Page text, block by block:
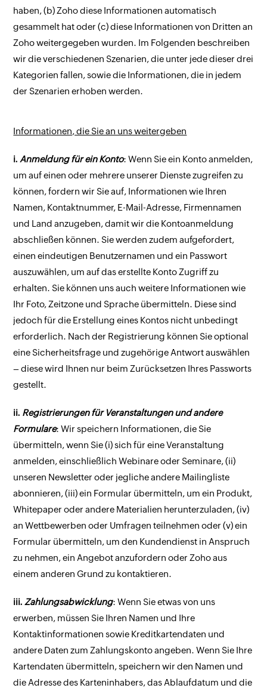
haben, (b) Zoho diese Informationen automatisch
gesammelt hat oder (c) diese Informationen von Dritten an
Zoho weitergegeben wurden. Im Folgenden beschreiben
wir die verschiedenen Szenarien, die unter jede dieser drei
Kategorien fallen, sowie die Informationen, die in jedem
der Szenarien erhoben werden.
Informationen, die Sie an uns weitergeben
i. Anmeldung für ein Konto: Wenn Sie ein Konto anmelden,
um auf einen oder mehrere unserer Dienste zugreifen zu
können, fordern wir Sie auf, Informationen wie Ihren
Namen, Kontaktnummer, E-Mail-Adresse, Firmennamen
und Land anzugeben, damit wir die Kontoanmeldung
abschließen können. Sie werden zudem aufgefordert,
einen eindeutigen Benutzernamen und ein Passwort
auszuwählen, um auf das erstellte Konto Zugriff zu
erhalten. Sie können uns auch weitere Informationen wie
Ihr Foto, Zeitzone und Sprache übermitteln. Diese sind
jedoch für die Erstellung eines Kontos nicht unbedingt
erforderlich. Nach der Registrierung können Sie optional
eine Sicherheitsfrage und zugehörige Antwort auswählen
– diese wird Ihnen nur beim Zurücksetzen Ihres Passworts
gestellt.
ii. Registrierungen für Veranstaltungen und andere
Formulare: Wir speichern Informationen, die Sie
übermitteln, wenn Sie (i) sich für eine Veranstaltung
anmelden, einschließlich Webinare oder Seminare, (ii)
unseren Newsletter oder jegliche andere Mailingliste
abonnieren, (iii) ein Formular übermitteln, um ein Produkt,
Whitepaper oder andere Materialien herunterzuladen, (iv)
an Wettbewerben oder Umfragen teilnehmen oder (v) ein
Formular übermitteln, um den Kundendienst in Anspruch
zu nehmen, ein Angebot anzufordern oder Zoho aus
einem anderen Grund zu kontaktieren.
iii.Zahlungsabwicklung: Wenn Sie etwas von uns
erwerben, müssen Sie Ihren Namen und Ihre
Kontaktinformationen sowie Kreditkartendaten und
andere Daten zum Zahlungskonto angeben. Wenn Sie Ihre
Kartendaten übermitteln, speichern wir den Namen und
die Adresse des Karteninhabers, das Ablaufdatum und die